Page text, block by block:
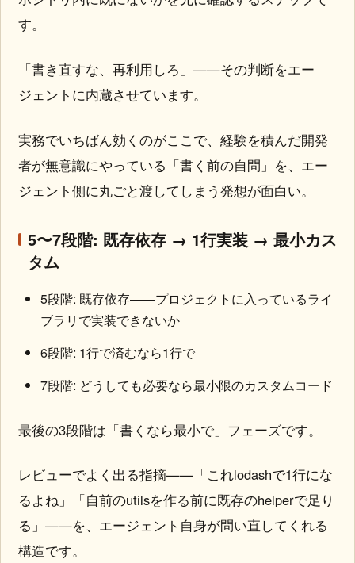
す。
「書き直すな、再利用しろ」——その判断をエー
ジェントに内蔵させています。
実務でいちばん効くのがここで、経験を積んだ開発
者が無意識にやっている「書く前の自問」を、エー
ジェント側に丸ごと渡してしまう発想が面白い。
5〜7段階: 既存依存 → 1行実装 → 最小カス
タム
5段階: 既存依存——プロジェクトに入っているライ
ブラリで実装できないか
6段階: 1行で済むなら1行で
7段階: どうしても必要なら最小限のカスタムコード
最後の3段階は「書くなら最小で」フェーズです。
レビューでよく出る指摘——「これlodashで1行にな
るよね」「自前のutilsを作る前に既存のhelperで足り
る」——を、エージェント自身が問い直してくれる
構造です。